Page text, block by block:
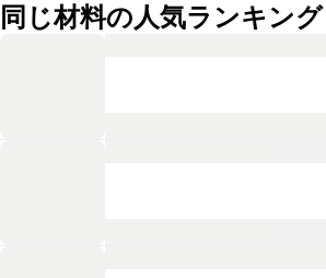
同じ材料の人気ランキング